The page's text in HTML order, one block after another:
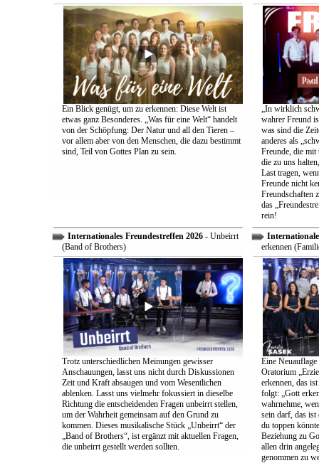
Ein Blick genügt, um zu erkennen: Diese Welt ist
etwas ganz Besonderes. „Was für eine Welt“ handelt
von der Schöpfung: Der Natur und all den Tieren –
vor allem aber von den Menschen, die dazu bestimmt
sind, Teil von Gottes Plan zu sein.
„In wirklich
wahrer Freund
was sind die
anderes als
Freunde, die mit
die zu uns
Last tragen,
Freunde nicht
Freundschaften
das
rein!
Internationales Freundestreffen 2026- Unbeirrt
(Band of Brothers)
Trotz unterschiedlichen Meinungen gewisser
Anschauungen, lasst uns nicht durch Diskussionen
Zeit und Kraft absaugen und vom Wesentlichen
ablenken. Lasst uns vielmehr fokussiert in dieselbe
Richtung die entscheidenden Fragen unbeirrt stellen,
um der Wahrheit gemeinsam auf den Grund zu
kommen. Dieses musikalische Stück „Unbeirrt“ der
„Band of Brothers“, ist ergänzt mit aktuellen Fragen,
die unbeirrt gestellt werden sollten.
erkennen
Eine Neuauflage
Oratorium
erkennen, das
folgt: „Gott
wahrnehme,
sein darf, das ist
du toppen
Beziehung zu
allen drin
genommen zu